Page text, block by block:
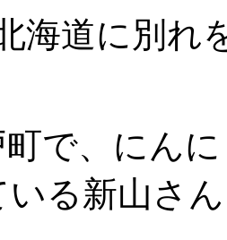
海道に別れ
で、にん
いる新山さ